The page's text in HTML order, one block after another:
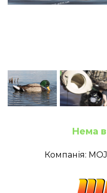
Нема в
Компанія: